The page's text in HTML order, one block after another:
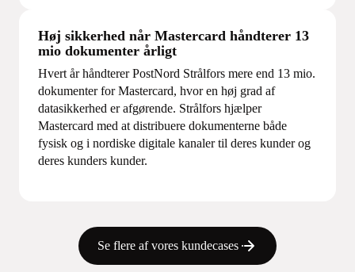
Høj sikkerhed når Mastercard håndterer 13
mio dokumenter årligt
Hvert år håndterer PostNord Strålfors mere end 13 mio.
dokumenter for Mastercard, hvor en høj grad af
datasikkerhed er afgørende. Strålfors hjælper
Mastercard med at distribuere dokumenterne både
fysisk og i nordiske digitale kanaler til deres kunder og
deres kunders kunder.
Se flere af vores kundecases